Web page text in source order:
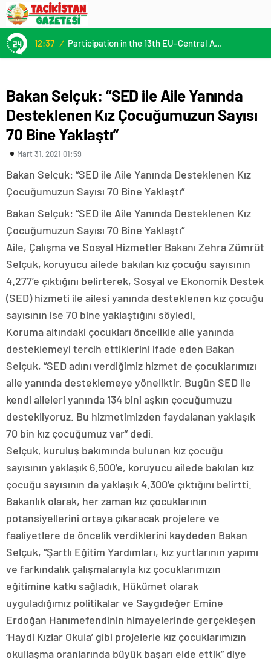
12:37 / Participation in the 13th EU–Central Asia High-Level Political and Security Dialogue
Bakan Selçuk: “SED ile Aile Yanında
Desteklenen Kız Çocuğumuzun Sayısı
70 Bine Yaklaştı”
Mart 31, 2021 01:59
Bakan Selçuk: “SED ile Aile Yanında Desteklenen Kız
Çocuğumuzun Sayısı 70 Bine Yaklaştı”
Bakan Selçuk: “SED ile Aile Yanında Desteklenen Kız
Çocuğumuzun Sayısı 70 Bine Yaklaştı”
Aile, Çalışma ve Sosyal Hizmetler Bakanı Zehra Zümrüt
Selçuk, koruyucu ailede bakılan kız çocuğu sayısının
4.277’e çıktığını belirterek, Sosyal ve Ekonomik Destek
(SED) hizmeti ile ailesi yanında desteklenen kız çocuğu
sayısının ise 70 bine yaklaştığını söyledi.
Koruma altındaki çocukları öncelikle aile yanında
desteklemeyi tercih ettiklerini ifade eden Bakan
Selçuk, “SED adını verdiğimiz hizmet de çocuklarımızı
aile yanında desteklemeye yöneliktir. Bugün SED ile
kendi aileleri yanında 134 bini aşkın çocuğumuzu
destekliyoruz. Bu hizmetimizden faydalanan yaklaşık
70 bin kız çocuğumuz var” dedi.
Selçuk, kuruluş bakımında bulunan kız çocuğu
sayısının yaklaşık 6.500’e, koruyucu ailede bakılan kız
çocuğu sayısının da yaklaşık 4.300’e çıktığını belirtti.
Bakanlık olarak, her zaman kız çocuklarının
potansiyellerini ortaya çıkaracak projelere ve
faaliyetlere de öncelik verdiklerini kaydeden Bakan
Selçuk, “Şartlı Eğitim Yardımları, kız yurtlarının yapımı
ve farkındalık çalışmalarıyla kız çocuklarımızın
eğitimine katkı sağladık. Hükümet olarak
uyguladığımız politikalar ve Saygıdeğer Emine
Erdoğan Hanımefendinin himayelerinde gerçekleşen
‘Haydi Kızlar Okula’ gibi projelerle kız çocuklarımızın
okullaşma oranlarında büyük başarı elde ettik” diye